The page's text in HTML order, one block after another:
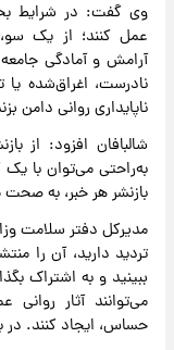
وی گفت: در شرایط
عمل کنند؛ از یک
آرامش و آمادگی
نادرست، اغراق‌شده
ناپایداری روانی دامن
شالبافان افزود: از
به‌راحتی می‌توان با
بازنشر هر خبر، به
مدیرکل دفتر سلامت
تردید دارید، آن را
ببینید و به اشتراک
می‌توانند آثار روانی
حساس، ایجاد کنند. در